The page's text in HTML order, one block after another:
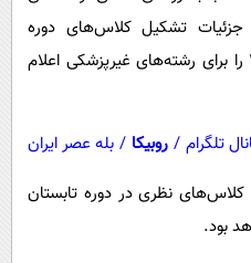
تشکیل کلاس‌های دوره
تابستان سال تحصیلی ۱۴۰۵-۱۴۰۴ را برای رشته‌های غیرپزشکی اعلام
تلگرام / روبیکا / بله عصر ایران
کلاس‌های نظری در دوره تابستان
بود.